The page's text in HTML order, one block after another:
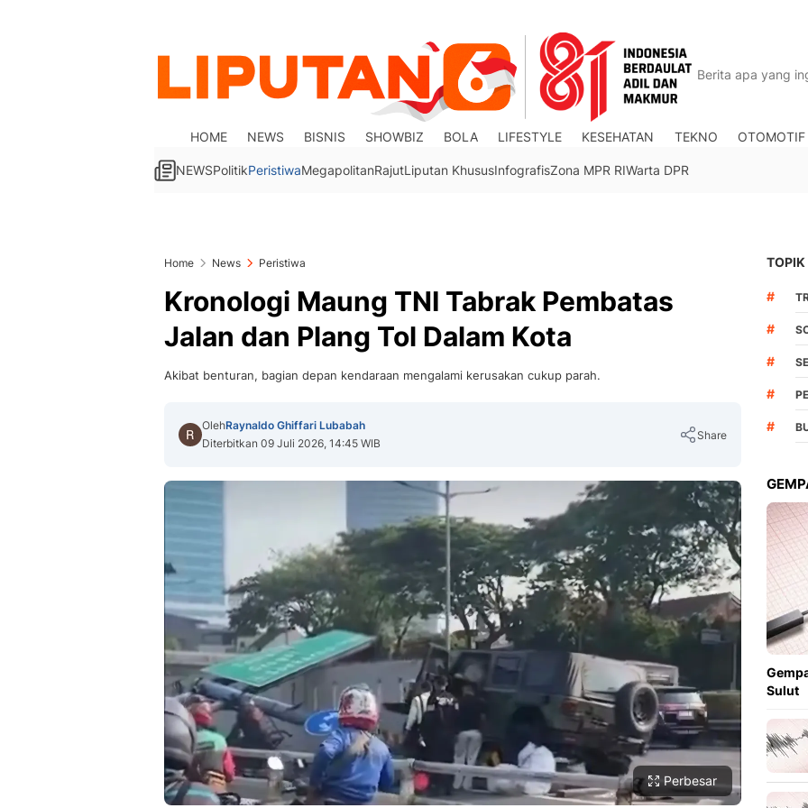
HOME NEWS BISNIS SHOWBIZ BOLA LIFESTYLE KESEHATAN TEKNO OTOMOTIF
NEWSPolitikPeristiwaMegapolitanRajutLiputan KhususInfografisZona MPR RIWarta DPR
Home News Peristiwa
Kronologi Maung TNI Tabrak Pembatas
Jalan dan Plang Tol Dalam Kota
Akibat benturan, bagian depan kendaraan mengalami kerusakan cukup parah.
OlehRaynaldo Ghiffari Lubabah
Diterbitkan 09 Juli 2026, 14:45 WIB
Share
Copy Link
Perbesar
TOPIK
#
#
#
#
#
Sulut